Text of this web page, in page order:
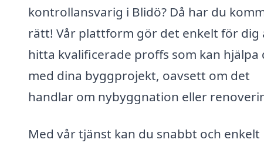
kontrollansvarig i Blidö? Då har du
rätt! Vår plattform gör det enkelt för dig
hitta kvalificerade proffs som kan hjälpa
med dina byggprojekt, oavsett om det
handlar om nybyggnation eller
Med vår tjänst kan du snabbt och enkelt